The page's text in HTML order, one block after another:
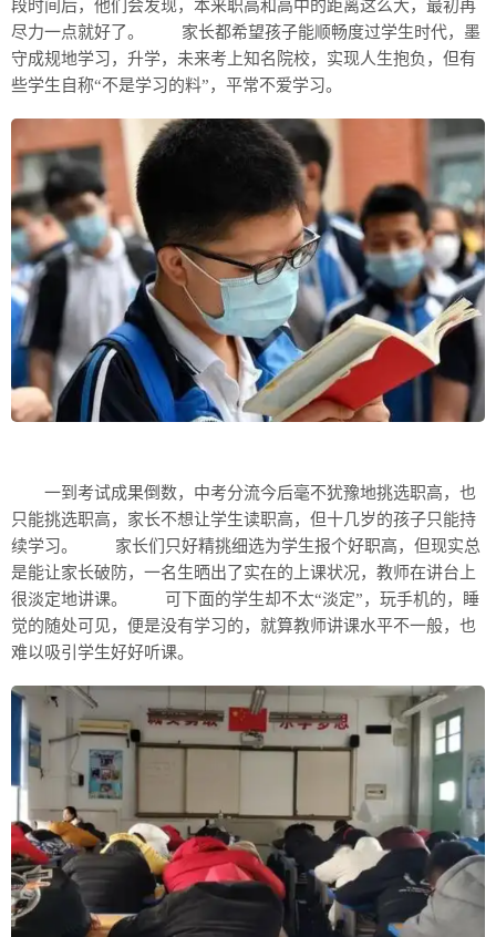
段时间后，他们会发现，本来职高和高中的距离这么大，最初再
尽力一点就好了。 家长都希望孩子能顺畅度过学生时代，墨
守成规地学习，升学，未来考上知名院校，实现人生抱负，但有
些学生自称“不是学习的料”，平常不爱学习。
一到考试成果倒数，中考分流今后毫不犹豫地挑选职高，也
只能挑选职高，家长不想让学生读职高，但十几岁的孩子只能持
续学习。 家长们只好精挑细选为学生报个好职高，但现实总
是能让家长破防，一名生晒出了实在的上课状况，教师在讲台上
很淡定地讲课。 可下面的学生却不太“淡定”，玩手机的，睡
觉的随处可见，便是没有学习的，就算教师讲课水平不一般，也
难以吸引学生好好听课。